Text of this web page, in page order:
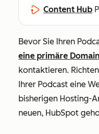
Content Hub
Bevor Sie Ihren
eine primäre Domain
kontaktieren.
Ihrer Podcast eine
bisherigen Hosting-
neuen, HubSpot